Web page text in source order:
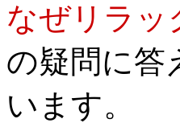
なぜリラッ
の疑問に答
います。